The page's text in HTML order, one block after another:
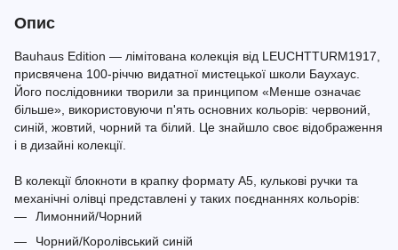
Опис
Bauhaus Edition — лімітована колекція від LEUCHTTURM1917,
присвячена 100-річчю видатної мистецької школи Баухаус.
Його послідовники творили за принципом «Менше означає
більше», використовуючи п'ять основних кольорів: червоний,
синій, жовтий, чорний та білий. Це знайшло своє відображення
і в дизайні колекції.
В колекції блокноти в крапку формату A5, кулькові ручки та
механічні олівці представлені у таких поєднаннях кольорів:
Лимонний/Чорний
Чорний/Королівський синій